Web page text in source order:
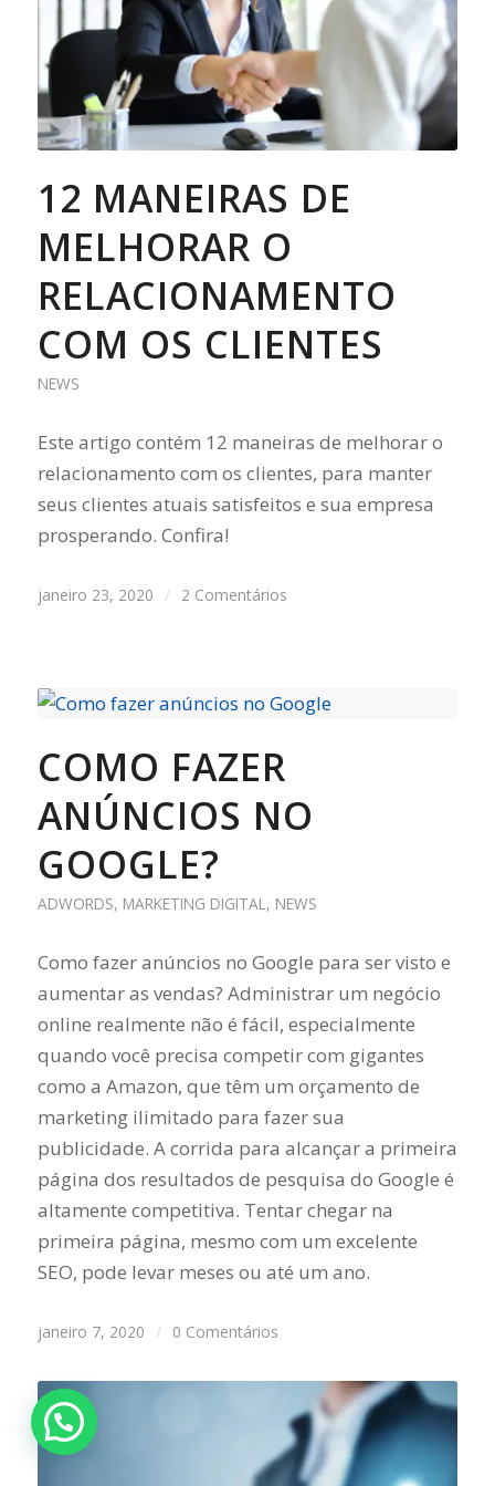
12 MANEIRAS DE
MELHORAR O
RELACIONAMENTO
COM OS CLIENTES
NEWS
Este artigo contém 12 maneiras de melhorar o
relacionamento com os clientes, para manter
seus clientes atuais satisfeitos e sua empresa
prosperando. Confira!
janeiro 23, 2020 / 2 Comentários
COMO FAZER
ANÚNCIOS NO
GOOGLE?
ADWORDS, MARKETING DIGITAL, NEWS
Como fazer anúncios no Google para ser visto e
aumentar as vendas? Administrar um negócio
online realmente não é fácil, especialmente
quando você precisa competir com gigantes
como a Amazon, que têm um orçamento de
marketing ilimitado para fazer sua
publicidade. A corrida para alcançar a primeira
página dos resultados de pesquisa do Google é
altamente competitiva. Tentar chegar na
primeira página, mesmo com um excelente
SEO, pode levar meses ou até um ano.
janeiro 7, 2020 / 0 Comentários